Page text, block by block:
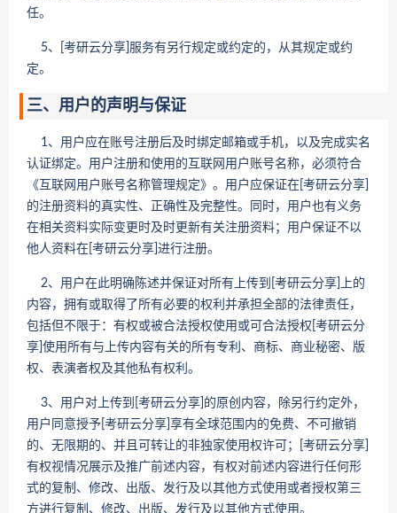
任。
5、[考研云分享]服务有另行规定或约定的，从其规定或约
定。
三、用户的声明与保证
1、用户应在账号注册后及时绑定邮箱或手机，以及完成实名
认证绑定。用户注册和使用的互联网用户账号名称，必须符合
《互联网用户账号名称管理规定》。用户应保证在[考研云分享]
的注册资料的真实性、正确性及完整性。同时，用户也有义务
在相关资料实际变更时及时更新有关注册资料；用户保证不以
他人资料在[考研云分享]进行注册。
2、用户在此明确陈述并保证对所有上传到[考研云分享]上的
内容，拥有或取得了所有必要的权利并承担全部的法律责任，
包括但不限于：有权或被合法授权使用或可合法授权[考研云分
享]使用所有与上传内容有关的所有专利、商标、商业秘密、版
权、表演者权及其他私有权利。
3、用户对上传到[考研云分享]的原创内容，除另行约定外，
用户同意授予[考研云分享]享有全球范围内的免费、不可撤销
的、无限期的、并且可转让的非独家使用权许可；[考研云分享]
有权视情况展示及推广前述内容，有权对前述内容进行任何形
式的复制、修改、出版、发行及以其他方式使用或者授权第三
方进行复制、修改、出版、发行及以其他方式使用。